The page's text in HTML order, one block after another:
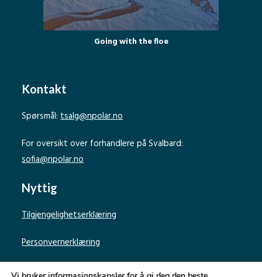
Going with the floe
Kontakt
Spørsmål:tsalg@npolar.no
For oversikt over forhandlere på Svalbard:
sofia@npolar.no
Nyttig
Tilgjengelighetserklæring
Personvernerklæring